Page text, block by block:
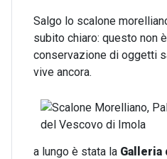
Salgo lo scalone
subito chiaro: questo non
conservazione di oggetti
vive ancora.
a lungo è stata la